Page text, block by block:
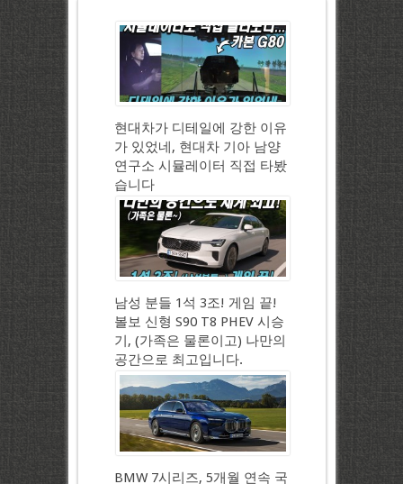
현대차가 디테일에 강한 이유
가 있었네, 현대차 기아 남양
연구소 시뮬레이터 직접 타봤
습니다
남성 분들 1석 3조! 게임 끝!
볼보 신형 S90 T8 PHEV 시승
기, (가족은 물론이고) 나만의
공간으로 최고입니다.
BMW 7시리즈, 5개월 연속 국